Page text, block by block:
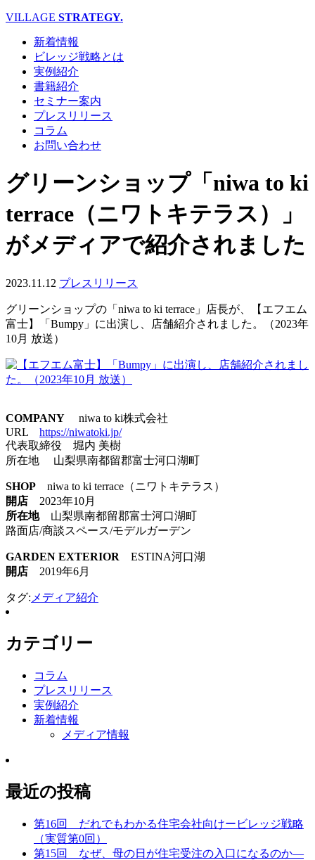
VILLAGE STRATEGY.
新着情報
ビレッジ戦略とは
実例紹介
書籍紹介
セミナー案内
プレスリリース
コラム
お問い合わせ
グリーンショップ「niwa to ki
terrace（ニワトキテラス）」
がメディアで紹介されました
2023.11.12 プレスリリース
グリーンショップの「niwa to ki terrace」店長が、【エフエム
富士】「Bumpy」に出演し、店舗紹介されました。（2023年
10月 放送）
COMPANY niwa to ki株式会社
URL https://niwatoki.jp/
代表取締役 堀内 美樹
所在地 山梨県南都留郡富士河口湖町
SHOP niwa to ki terrace（ニワトキテラス）
開店 2023年10月
所在地山梨県南都留郡富士河口湖町
路面店/商談スペース/モデルガーデン
GARDEN EXTERIOR ESTINA河口湖
開店 2019年6月
タグ: メディア紹介
カテゴリー
コラム
プレスリリース
実例紹介
新着情報
メディア情報
最近の投稿
第16回 だれでもわかる住宅会社向けービレッジ戦略
（実質第0回）
第15回 なぜ、母の日が住宅受注の入口になるのか—